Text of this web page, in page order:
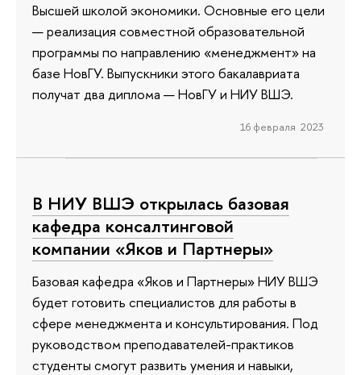
Высшей школой экономики. Основные его цели
— реализация совместной образовательной
программы по направлению «менеджмент» на
базе НовГУ. Выпускники этого бакалавриата
получат два диплома — НовГУ и НИУ ВШЭ.
16 февраля 2023
В НИУ ВШЭ открылась базовая
кафедра консалтинговой
компании «Яков и Партнеры»
Базовая кафедра «Яков и Партнеры» НИУ ВШЭ
будет готовить специалистов для работы в
сфере менеджмента и консультирования. Под
руководством преподавателей-практиков
студенты смогут развить умения и навыки,